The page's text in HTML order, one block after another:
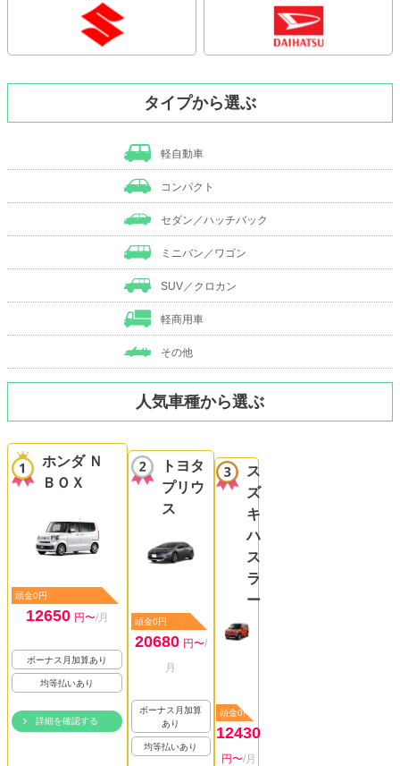
タイプから選ぶ
軽自動車
コンパクト
セダン／ハッチバック
ミニバン／ワゴン
SUV／クロカン
軽商用車
その他
人気車種から選ぶ
ホンダ Ｎ
ＢＯＸ
頭金0円
12650 円〜/月
ボーナス月加算あり
均等払いあり
詳細を確認する
トヨタ
プリウ
ス
頭金0円
20680 円〜/
月
ボーナス月加算
あり
均等払いあり
ス
ズ
キ
ハ
ス
ラ
ー
頭金0円
12430
円〜/月